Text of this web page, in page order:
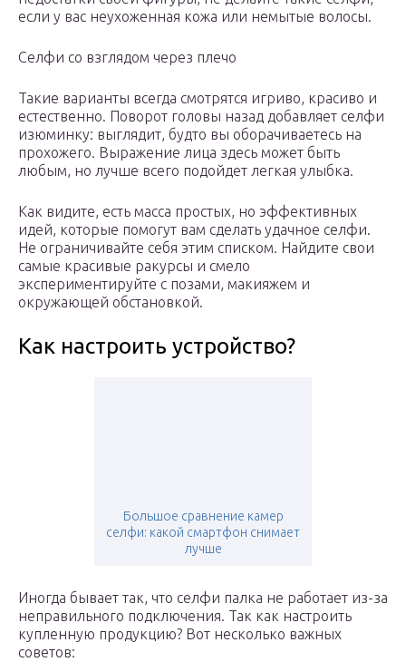
если у вас неухоженная кожа или немытые волосы.
Селфи со взглядом через плечо
Такие варианты всегда смотрятся игриво, красиво и
естественно. Поворот головы назад добавляет селфи
изюминку: выглядит, будто вы оборачиваетесь на
прохожего. Выражение лица здесь может быть
любым, но лучше всего подойдет легкая улыбка.
Как видите, есть масса простых, но эффективных
идей, которые помогут вам сделать удачное селфи.
Не ограничивайте себя этим списком. Найдите свои
самые красивые ракурсы и смело
экспериментируйте с позами, макияжем и
окружающей обстановкой.
Как настроить устройство?
Большое сравнение камер
селфи: какой смартфон снимает
лучше
Иногда бывает так, что селфи палка не работает из-за
неправильного подключения. Так как настроить
купленную продукцию? Вот несколько важных
советов: